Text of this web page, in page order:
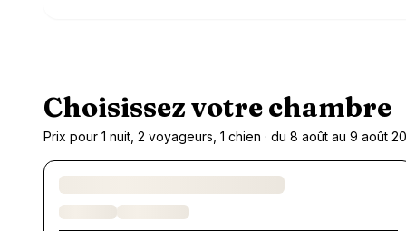
Choisissez votre chambre
Prix pour 1 nuit, 2 voyageurs, 1 chien · du 8 août au 9 août
Chargement des chambres et des formules…